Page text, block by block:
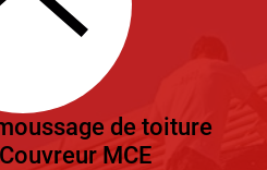
de toiture
MCE